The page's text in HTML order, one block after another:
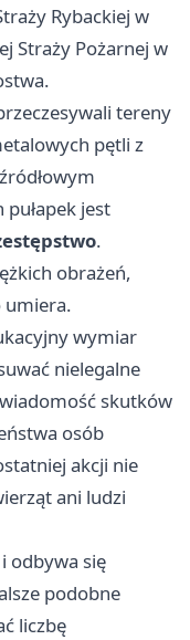
Rybackiej w
Straży Pożarnej w
tereny
pętli z
jest
.
obrażeń,
umiera.
wymiar
nielegalne
skutków
osób
akcji nie
ani ludzi
odbywa się
podobne
liczbę